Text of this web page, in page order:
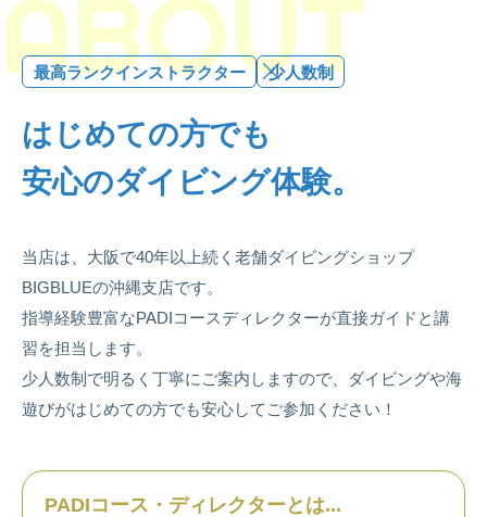
ABOUT
最高ランクインストラクター 少人数制
はじめての方でも
安心のダイビング体験。
当店は、大阪で40年以上続く 老舗ダイビングショップ
BIGBLUEの沖縄支店です。
指導経験豊富なPADIコースディレクターが直接ガイドと講
習を担当します。
少人数制で明るく丁寧にご案内しますので、
ダイビングや海
遊びがはじめての方でも安心してご参加ください！
PADIコース・ディレクターとは...